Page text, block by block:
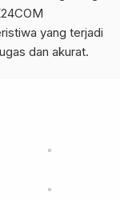
yang terjadi
dan akurat.